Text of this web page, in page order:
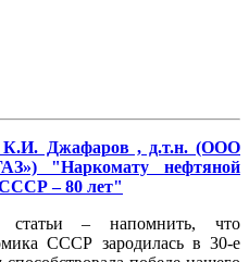
К.И. Джафаров , д.т.н. (ООО
"Наркомату нефтяной
– 80 лет"
статьи – напомнить, что
СССР зародилась в 30-е